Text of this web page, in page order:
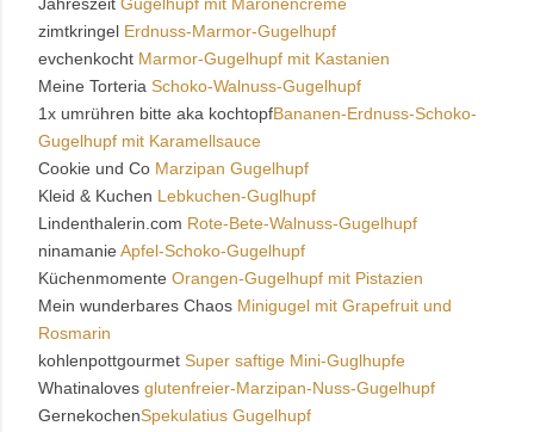
Jahreszeit Gugelhupf mit Maronencreme
zimtkringel Erdnuss-Marmor-Gugelhupf
evchenkocht Marmor-Gugelhupf mit Kastanien
Meine Torteria Schoko-Walnuss-Gugelhupf
1x umrühren bitte aka kochtopfBananen-Erdnuss-Schoko-
Gugelhupf mit Karamellsauce
Cookie und Co Marzipan Gugelhupf
Kleid & Kuchen Lebkuchen-Guglhupf
Lindenthalerin.com Rote-Bete-Walnuss-Gugelhupf
ninamanie Apfel-Schoko-Gugelhupf
Küchenmomente Orangen-Gugelhupf mit Pistazien
Mein wunderbares Chaos Minigugel mit Grapefruit und
Rosmarin
kohlenpottgourmet Super saftige Mini-Guglhupfe
Whatinaloves glutenfreier-Marzipan-Nuss-Gugelhupf
GernekochenSpekulatius Gugelhupf